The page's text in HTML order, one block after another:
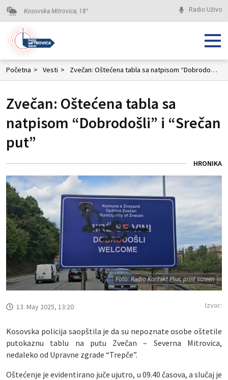
Kosovska Mitrovica, 18° Radio Uživo
Početna > Vesti > Zvečan: Oštećena tabla sa natpisom “Dobrodošli” i “Srečan put”
Zvečan: Oštećena tabla sa
natpisom “Dobrodošli” i “Srečan
put”
HRONIKA
Foto: Radio Kontakt Plus, print screen
13. May 2025, 13:20 Izvor:
Kosovska policija saopštila je da su nepoznate osobe oštetile
putokaznu tablu na putu Zvečan – Severna Mitrovica,
nedaleko od Upravne zgrade “Trepče”.
Oštećenje je evidentirano juče ujutro, u 09.40 časova, a slučaj je